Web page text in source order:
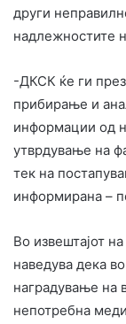
други
надлежностите
-ДКСК ќе ги
прибирање и
информации од
утврдување на
тек на
информирана –
Во извештајот
наведува дека
наградување на
непотребна